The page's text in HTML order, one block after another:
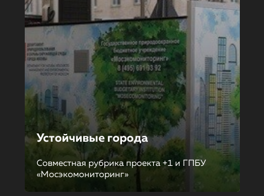
Устойчивые города
Совместная рубрика проекта +1 и ГПБУ
«Мосэкомониторинг»